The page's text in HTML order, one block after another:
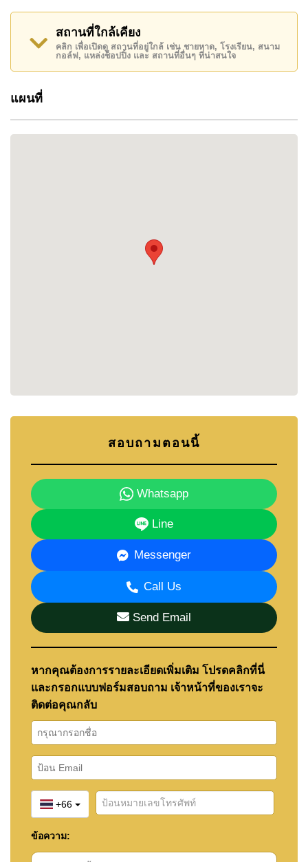
ทำไมจึงควรเลือกโครงการนี้
• หมู่บ้านมีความปลอดภัย พร้อมบ้านประมาณ 92 หลัง
• มีสระว่ายน้ำ ฟิตเนส และร้านสะดวกซื้อภายใน
โครงการ
• ใกล้ถนนสยามคันทรีคลับ
• ร้านอาหาร ตลาด และร้านสะดวกซื้อ
• เส้นทางมอเตอร์เวย์
ภายในโครงการยังมีโรงเรียนเอกชน
Academy
ซึ่งได้รับการรับรองจากกระทรวง
ศึกษาธิการ และเปิดสอนหลักสูตรภาษาอังกฤษและ
ฝรั่งเศส
สิ่งอำนวยความสะดวก
• สระว่ายน้ำส่วนกลางขนาดใหญ่
• ฟิตเนส
• ระบบรักษาความปลอดภัย 24 ชั่วโมง
• พื้นที่ส่วนกลาง
ภาพรวมโครงการ
ชื่อโครงการ: Permsub Garden Resort
ทำเล: East Pattaya ใกล้ถนนสยามคันทรีคลับ ชลบุรี
ประเภท: หมู่บ้านที่อยู่อาศัย
ปีที่สร้าง: ประมาณ 2002
จำนวนบ้าน: ประมาณ 92 หลัง
สถานที่ใกล้เคียง
คลิก เพื่อเปิดดู สถานที่อยู่ใกล้ เช่น ชายหาด, โรงเรียน, สนาม
กอล์ฟ, แหล่งช็อปปิ้ง และ สถานที่อื่นๆ ที่น่าสนใจ
แผนที่
สอบถามตอนนี้
Whatsapp
Line
Messenger
Call Us
Send Email
หากคุณต้องการรายละเอียดเพิ่มเติม โปรดคลิกที่นี่
และกรอกแบบฟอร์มสอบถาม เจ้าหน้าที่ของเราจะ
ติดต่อคุณกลับ
+66
ข้อความ: